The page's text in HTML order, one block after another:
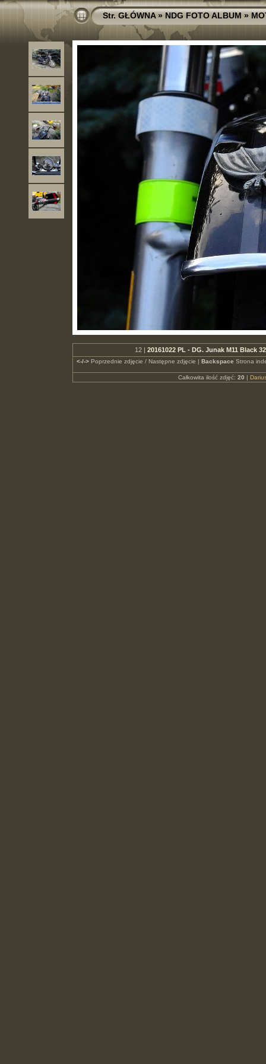
Str. GŁÓWNA»NDG FOTO ALBUM»
12 | 20161022 PL - DG. Junak M11 Black
<-/->Poprzednie zdjęcie / Następne zdjęcie | Backspace Strona
Całkowita ilość zdjęć: 20 |